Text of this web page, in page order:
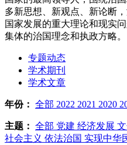
多新思想、新观点、新论断
国家发展的重大理论和现实
集体的治国理念和执政方略。
专题动态
学术期刊
学术文章
年份： 全部 2022 2021 2020
主题： 全部 党建 经济发展
社会主义 依法治国 实现中华